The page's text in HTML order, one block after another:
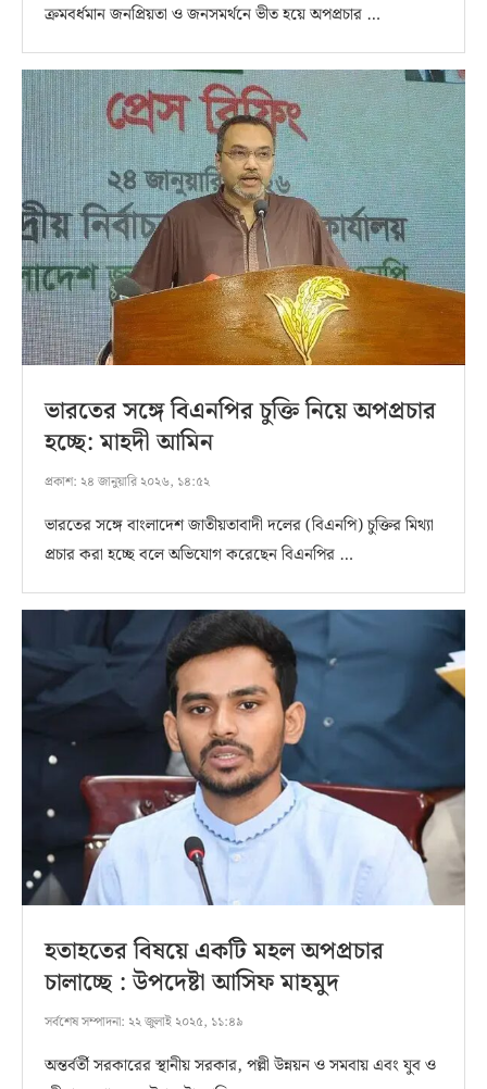
ক্রমবর্ধমান জনপ্রিয়তা ও জনসমর্থনে ভীত হয়ে অপপ্রচার …
ভারতের সঙ্গে বিএনপির চুক্তি নিয়ে অপপ্রচার
হচ্ছে: মাহদী আমিন
প্রকাশ: ২৪ জানুয়ারি ২০২৬, ১৪:৫২
ভারতের সঙ্গে বাংলাদেশ জাতীয়তাবাদী দলের (বিএনপি) চুক্তির মিথ্যা
প্রচার করা হচ্ছে বলে অভিযোগ করেছেন বিএনপির …
হতাহতের বিষয়ে একটি মহল অপপ্রচার
চালাচ্ছে : উপদেষ্টা আসিফ মাহমুদ
সর্বশেষ সম্পাদনা: ২২ জুলাই ২০২৫, ১১:৪৯
অন্তর্বর্তী সরকারের স্থানীয় সরকার, পল্লী উন্নয়ন ও সমবায় এবং যুব ও